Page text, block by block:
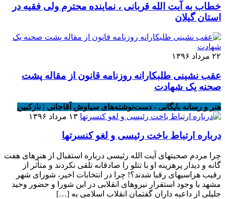
خطاب به آیت الله قربانی ، نماینده محترم ولی فقیه در
استان گیلان
۲۲ مرداد ۱۳۹۶
عقب نشینی طلبکارانه روزنامه قانون از مقاله پشت
صحنه یک شهادت
هنر و رسانه بایگانی - دست‌نوشته‌های سیاوش آقاجانی | نازکبین
۱۳ مرداد ۱۳۹۶
درباره ارتباط باخت رئیسی و لغو کنسرتها
چرا مردم صحبتهای آیت الله رئیسی درباره استقبال از هنرهای هفت
گانه و دیدار پرهزینه او با تتلو را صادقانه تلقی نکردند و متأثر از
رقیب هراسیهای رقبا شدند؟! چرا در انتخابات اخیر، شورای شهر
مشهد با وجود استقرار نیروهای انقلابی در این شورا و حضور وحید
جلیلی از داعیه داران گفتمان انقلاب اسلامی به […]